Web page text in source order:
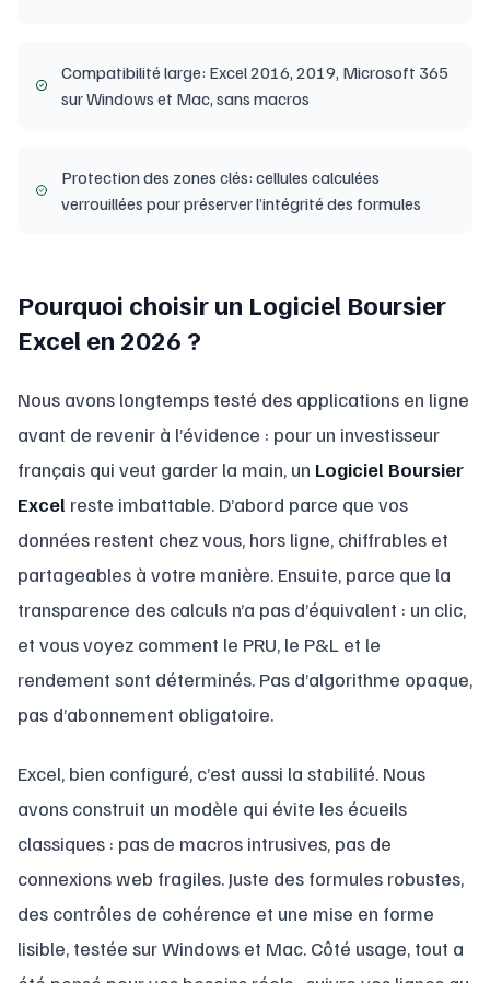
Compatibilité large: Excel 2016, 2019, Microsoft 365
sur Windows et Mac, sans macros
Protection des zones clés: cellules calculées
verrouillées pour préserver l’intégrité des formules
Pourquoi choisir un Logiciel Boursier
Excel en 2026 ?
Nous avons longtemps testé des applications en ligne
avant de revenir à l’évidence : pour un investisseur
français qui veut garder la main, un Logiciel Boursier
Excel reste imbattable. D’abord parce que vos
données restent chez vous, hors ligne, chiffrables et
partageables à votre manière. Ensuite, parce que la
transparence des calculs n’a pas d’équivalent : un clic,
et vous voyez comment le PRU, le P&L et le
rendement sont déterminés. Pas d’algorithme opaque,
pas d’abonnement obligatoire.
Excel, bien configuré, c’est aussi la stabilité. Nous
avons construit un modèle qui évite les écueils
classiques : pas de macros intrusives, pas de
connexions web fragiles. Juste des formules robustes,
des contrôles de cohérence et une mise en forme
lisible, testée sur Windows et Mac. Côté usage, tout a